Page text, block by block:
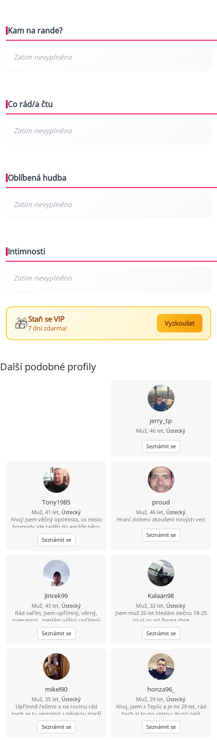
Kam na rande?
Co rád/a čtu
Oblíbená hudba
Intimnosti
🎁Staň se VIP
7 dní zdarma!
Vyzkoušet
Další podobné profily
jerry_tp
Muž, 46 let, Ústecký
Seznámit se
Tony1985
Muž, 41 let, Ústecký
Ahoj! Jsem věčný optimista, co místo
hospody jde raději do garáže něco
vytvářet. V bytě me moc nenajdeš,
protože trávím čas v přírodě na
houbách, na rybách... Hledám tu
kam nás to zavede ????
Seznámit se
proud
Muž, 46 let, Ústecký
Hraní zlobeni zkoušení nových veci
Seznámit se
Jiricek99
Muž, 43 let, Ústecký
Rád vařím, jsem upřímný, věrný,
tolerantní , hledám vážný upřímný
vztah, můj kontakt je
704/538857,snad není můj
hendikepek problém se znovu
věrný, upřímný, tolerantní, mám rád
procházky,hudbu, můj kontakt je
pospajiri33@seznam.cz
účet budu rád když mi napíšeš
Seznámit se
Kalaan98
Muž, 32 let, Ústecký
Jsem muž 26 let hledám slečnu 18-25
co ví co od života chce
Seznámit se
mikel90
Muž, 35 let, Ústecký
Upřímně řečeno a na rovinu rád
bych se tu seznámil s nějakou starší
ženou která by měla zájem o někoho
mladšího například mého věku a
mám i rodinu děti tak by to nevadilo
Seznámit se
honza96_
Muž, 29 let, Ústecký
Ahoj, jsem z Teplic a je mi 29 let, rád
bych si touto cestou zkusil najít
kamarádku na seznámení s vidinou
vážného vztahu po nějakém čase.
Živim se jako technik měření
Seznámit se